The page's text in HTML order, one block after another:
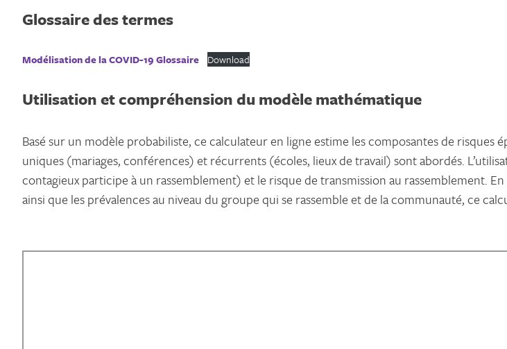
Glossaire des termes
Modélisation de la COVID-19 Glossaire Download
Utilisation et compréhension du modèle mathématique
Basé sur un modèle probabiliste, ce calculateur en ligne estime les composantes de risques
uniques (mariages, conférences) et récurrents (écoles, lieux de travail) sont abordés.
contagieux participe à un rassemblement) et le risque de transmission au rassemblement.
ainsi que les prévalences au niveau du groupe qui se rassemble et de la communauté, ce